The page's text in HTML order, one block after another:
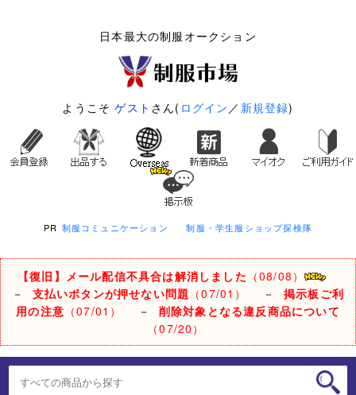
日本最大の制服オークション
ようこそゲスト さん( ログイン ／ 新規登録)
PR 制服コミュニケーション 制服・学生服ショップ探検隊
【復旧】メール配信不具合は解消しました （08/08）
－ 支払いボタンが押せない問題 （07/01） －掲示板ご利
用の注意 （07/01） － 削除対象となる違反商品について
（07/20）